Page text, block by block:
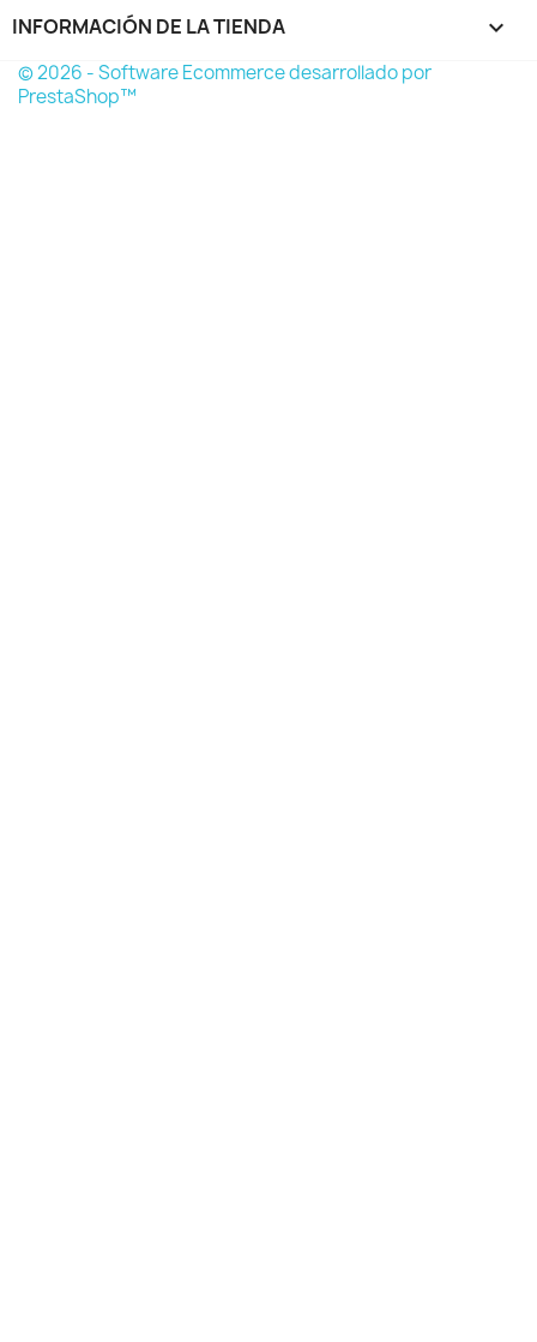
INFORMACIÓN DE LA TIENDA keyboard_arrow_down
© 2026 - Software Ecommerce desarrollado por
PrestaShop™